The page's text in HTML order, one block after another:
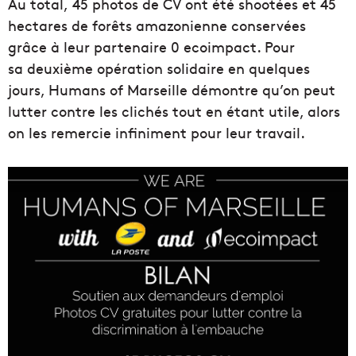
hectares de forêts amazonienne conservées
grâce à leur partenaire 0 ecoimpact. Pour
sa deuxième opération solidaire en quelques
jours, Humans of Marseille démontre qu’on peut
lutter contre les clichés tout en étant utile, alors
on les remercie infiniment pour leur travail.